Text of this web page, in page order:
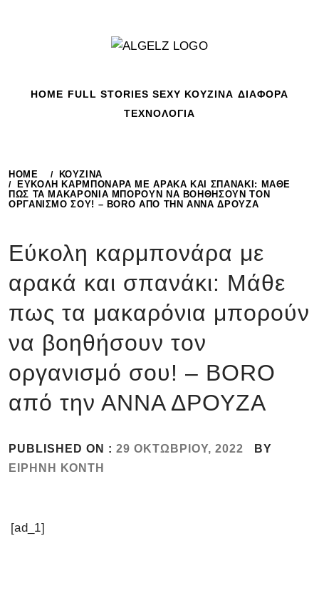
HOME FULL STORIES SEXY ΚΟΥΖΙΝΑ ΔΙΑΦΟΡΑ
ΤΕΧΝΟΛΟΓΙΑ
HOME
ΚΟΥΖΙΝΑ
ΕΎΚΟΛΗ ΚΑΡΜΠΟΝΆΡΑ ΜΕ ΑΡΑΚΆ ΚΑΙ ΣΠΑΝΆΚΙ: ΜΆΘΕ
ΠΩΣ ΤΑ ΜΑΚΑΡΌΝΙΑ ΜΠΟΡΟΎΝ ΝΑ ΒΟΗΘΉΣΟΥΝ ΤΟΝ
ΟΡΓΑΝΙΣΜΌ ΣΟΥ! – BORO ΑΠΌ ΤΗΝ ΑΝΝΑ ΔΡΟΥΖΑ
Εύκολη καρμπονάρα με
αρακά και σπανάκι: Μάθε
πως τα μακαρόνια μπορούν
να βοηθήσουν τον
οργανισμό σου! – BORO
από την ΑΝΝΑ ΔΡΟΥΖΑ
PUBLISHED ON : 29 ΟΚΤΩΒΡΊΟΥ, 2022
BY
ΕΙΡΉΝΗ ΚΌΝΤΗ
[ad_1]